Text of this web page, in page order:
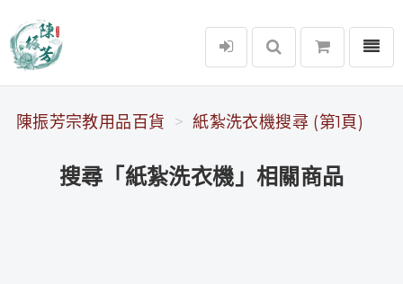
陳振芳宗教用品百貨
選單
陳振芳宗教用品百貨 紙紮洗衣機搜尋 (第1頁)
搜尋「紙紮洗衣機」相關商品